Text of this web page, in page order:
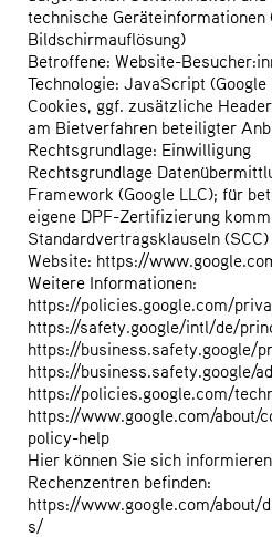
technische Geräteinformationen
Bildschirmauflösung)
Betroffene: Website-
Technologie: JavaScript
Cookies, ggf. zusätzliche
am Bietverfahren beteiligter
Rechtsgrundlage: Einwilligung
Rechtsgrundlage
Framework (Google LLC); für
eigene DPF-Zertifizierung
Standardvertragsklauseln
Website: https://
Weitere Informationen:
https://policies.google.com/
https://safety.google/intl/de/
https://business.safety.google/
https://business.safety.google/
https://policies.google.com/
https://www.google.com/about/
policy-help
Hier können Sie sich
Rechenzentren befinden:
https://www.google.com/about/
s/